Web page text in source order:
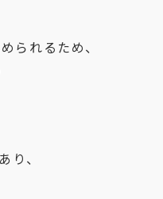
られるため、
り、